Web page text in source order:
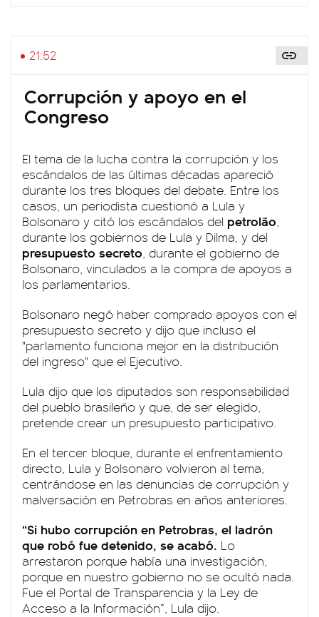
21:52
Corrupción y apoyo en el
Congreso
El tema de la lucha contra la corrupción y los
escándalos de las últimas décadas apareció
durante los tres bloques del debate. Entre los
casos, un periodista cuestionó a Lula y
Bolsonaro y citó los escándalos del petrolão,
durante los gobiernos de Lula y Dilma, y del
presupuesto secreto, durante el gobierno de
Bolsonaro, vinculados a la compra de apoyos a
los parlamentarios.
Bolsonaro negó haber comprado apoyos con el
presupuesto secreto y dijo que incluso el
"parlamento funciona mejor en la distribución
del ingreso" que el Ejecutivo.
Lula dijo que los diputados son responsabilidad
del pueblo brasileño y que, de ser elegido,
pretende crear un presupuesto participativo.
En el tercer bloque, durante el enfrentamiento
directo, Lula y Bolsonaro volvieron al tema,
centrándose en las denuncias de corrupción y
malversación en Petrobras en años anteriores.
“Si hubo corrupción en Petrobras, el ladrón
que robó fue detenido, se acabó. Lo
arrestaron porque había una investigación,
porque en nuestro gobierno no se ocultó nada.
Fue el Portal de Transparencia y la Ley de
Acceso a la Información”, Lula dijo.